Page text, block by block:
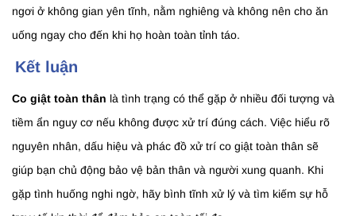
ngơi ở không gian yên tĩnh, nằm nghiêng và không nên cho ăn
uống ngay cho đến khi họ hoàn toàn tỉnh táo.
Kết luận
Co giật toàn thân là tình trạng có thể gặp ở nhiều đối tượng và
tiềm ẩn nguy cơ nếu không được xử trí đúng cách. Việc hiểu rõ
nguyên nhân, dấu hiệu và phác đồ xử trí co giật toàn thân sẽ
giúp bạn chủ động bảo vệ bản thân và người xung quanh. Khi
gặp tình huống nghi ngờ, hãy bình tĩnh xử lý và tìm kiếm sự hỗ